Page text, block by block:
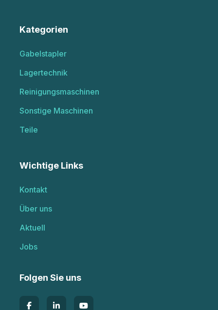
Kategorien
Gabelstapler
Lagertechnik
Reinigungsmaschinen
Sonstige Maschinen
Teile
Wichtige Links
Kontakt
Über uns
Aktuell
Jobs
Folgen Sie uns